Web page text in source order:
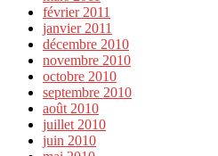
février 2011
janvier 2011
décembre 2010
novembre 2010
octobre 2010
septembre 2010
août 2010
juillet 2010
juin 2010